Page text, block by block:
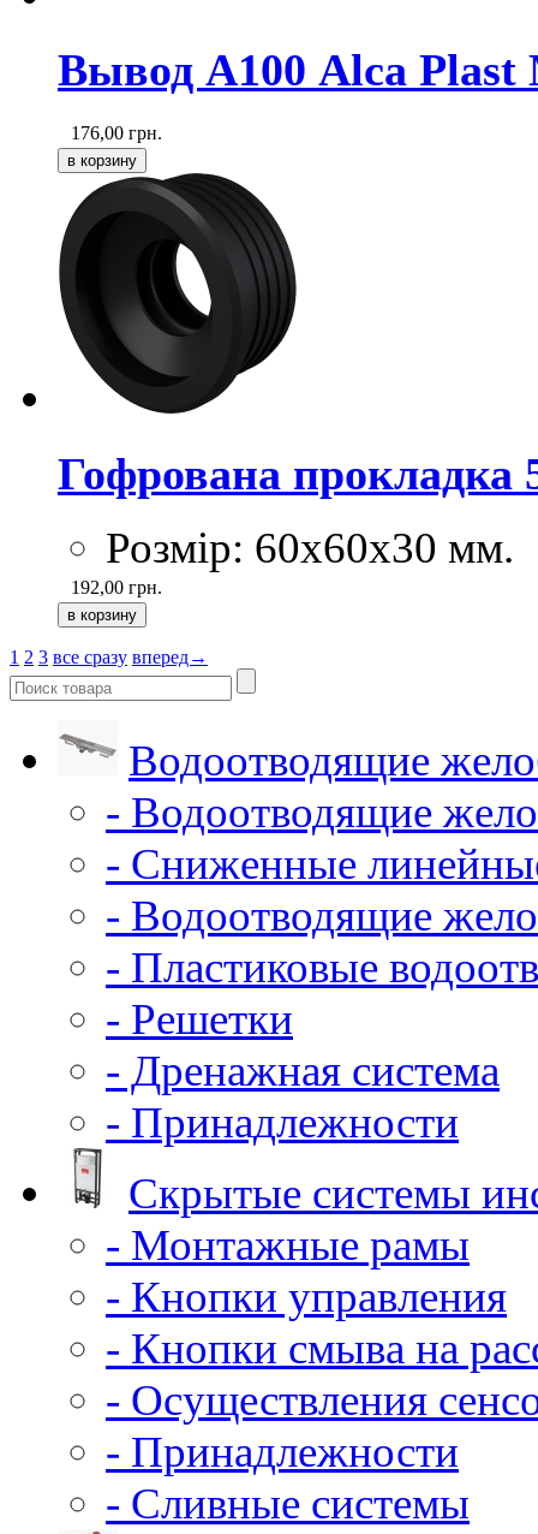
Вывод А100 Alca Plast
176,00 грн.
Гофрована прокладка
Розмір: 60х60х30 мм.
192,00 грн.
1 2 3 все сразу вперед→
Водоотводящие
- Водоотводящие
- Сниженные
- Водоотводящие
- Пластиковые
- Решетки
- Дренажная система
- Принадлежности
Скрытые системы
- Монтажные рамы
- Кнопки управления
- Кнопки смыва на
- Осуществления
- Принадлежности
- Сливные системы